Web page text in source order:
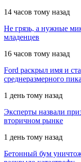
14 часов тому назад
Не грязь, а нужные
младенцев
16 часов тому назад
Ford раскрыл имя и
среднеразмерного
1 день тому назад
Эксперты назвали
вторичном рынке
1 день тому назад
Бетонный бум